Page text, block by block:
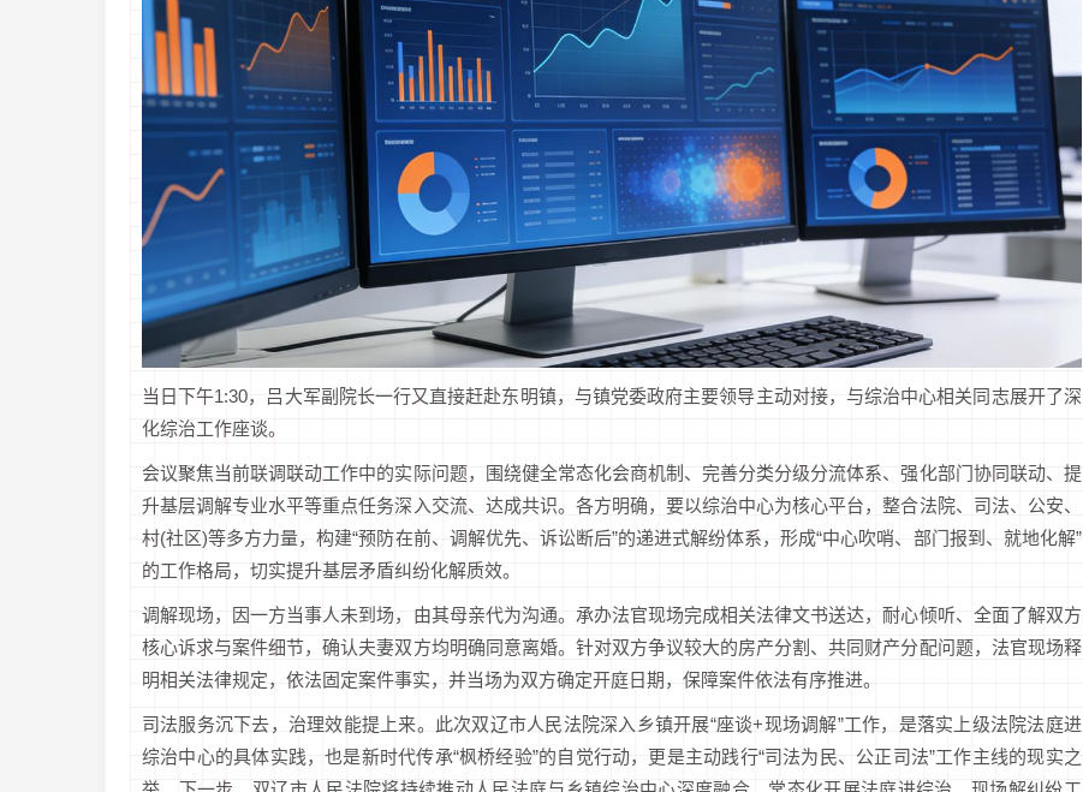
当日下午1:30，吕大军副院长一行又直接赶赴东明镇，与镇党委政府主要领导主动对接，与综治中心相关同志展开了深
化综治工作座谈。
会议聚焦当前联调联动工作中的实际问题，围绕健全常态化会商机制、完善分类分级分流体系、强化部门协同联动、提
升基层调解专业水平等重点任务深入交流、达成共识。各方明确，要以综治中心为核心平台，整合法院、司法、公安、
村(社区)等多方力量，构建“预防在前、调解优先、诉讼断后”的递进式解纷体系，形成“中心吹哨、部门报到、就地化解”
的工作格局，切实提升基层矛盾纠纷化解质效。
调解现场，因一方当事人未到场，由其母亲代为沟通。承办法官现场完成相关法律文书送达，耐心倾听、全面了解双方
核心诉求与案件细节，确认夫妻双方均明确同意离婚。针对双方争议较大的房产分割、共同财产分配问题，法官现场释
明相关法律规定，依法固定案件事实，并当场为双方确定开庭日期，保障案件依法有序推进。
司法服务沉下去，治理效能提上来。此次双辽市人民法院深入乡镇开展“座谈+现场调解”工作，是落实上级法院法庭进
综治中心的具体实践，也是新时代传承“枫桥经验”的自觉行动，更是主动践行“司法为民、公正司法”工作主线的现实之